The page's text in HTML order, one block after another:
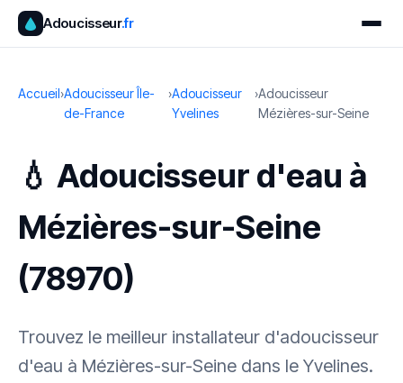
Adoucisseur.fr
Accueil›Adoucisseur Île-
de-France
›Adoucisseur
Yvelines
›Adoucisseur
Mézières-sur-Seine
💧 Adoucisseur d'eau à
Mézières-sur-Seine
(78970)
Trouvez le meilleur installateur d'adoucisseur
d'eau à Mézières-sur-Seine dans le Yvelines.